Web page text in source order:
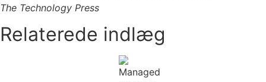
The Technology Press
Relaterede indlæg